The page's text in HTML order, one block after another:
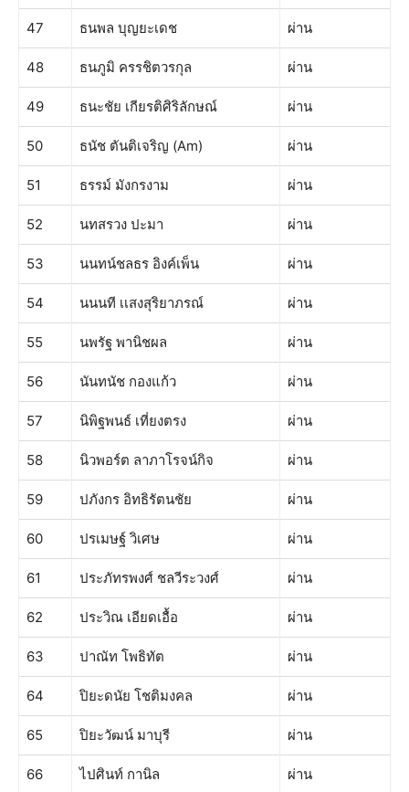
47 ธนพล บุญยะเดช ผ่าน
48 ธนภูมิ ครรชิตวรกุล ผ่าน
49 ธนะชัย เกียรติศิริลักษณ์ ผ่าน
50 ธนัช ตันติเจริญ (Am) ผ่าน
51 ธรรม์ มังกรงาม ผ่าน
52 นทสรวง ปะมา ผ่าน
53 นนทน์ชลธร อิงค์เพ็น ผ่าน
54 นนนที เเสงสุริยาภรณ์ ผ่าน
55 นพรัฐ พานิชผล ผ่าน
56 นันทนัช กองแก้ว ผ่าน
57 นิพิฐพนธ์ เที่ยงตรง ผ่าน
58 นิวพอร์ต ลาภาโรจน์กิจ ผ่าน
59 ปภังกร อิทธิรัตนชัย ผ่าน
60 ปรเมษฐ์ วิเศษ ผ่าน
61 ประภัทรพงศ์ ชลวีระวงศ์ ผ่าน
62 ประวิณ เอียดเอื้อ ผ่าน
63 ปาณัท โพธิทัต ผ่าน
64 ปิยะดนัย โชติมงคล ผ่าน
65 ปิยะวัฒน์ มาบุรี ผ่าน
66 ไปศินท์ กานิล ผ่าน